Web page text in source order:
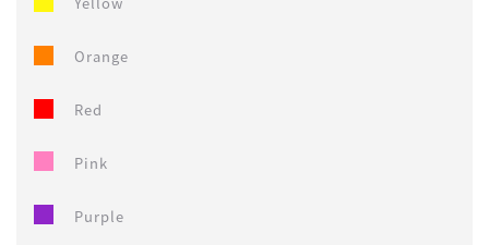
Orange
Red
Pink
Purple